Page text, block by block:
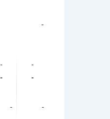
-
-
-
-
-
-
-